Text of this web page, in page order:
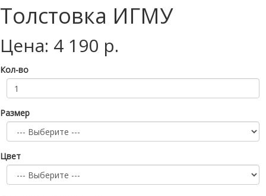
Толстовка ИГМУ
Цена: 4 190 р.
Кол-во
Размер
Цвет